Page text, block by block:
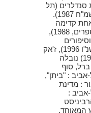
סנדלרים (תל
אביב : "עקד", תשמ"ח 1987).
קדימה
(רמת גן : ליריק ספרים, 1988),
אחרים (תל-אביב : "גוונים", תשנ"ו 1996), ז'אק
(תל-אביב : "גוונים", תשנ"ח 1998) נובלה
ברל, סוף
: "ביתן",
אור : מדינת
אביב :
תשס"ג 2003) הרביניסט
המאוחד,